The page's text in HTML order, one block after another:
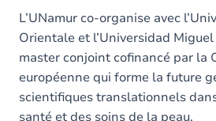
L’UNamur co-organise avec
Orientale et l’Universidad
master conjoint cofinancé par la
européenne qui forme la future
scientifiques translationnels
santé et des soins de la peau.